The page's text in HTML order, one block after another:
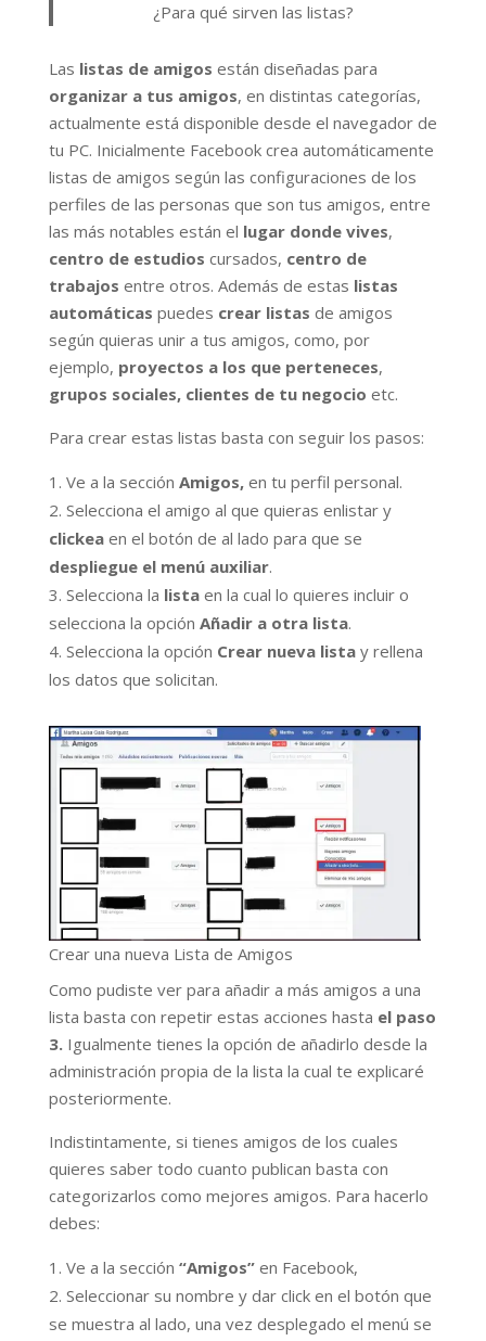
¿Para qué sirven las listas?
Las listas de amigos están diseñadas para
organizar a tus amigos, en distintas categorías,
actualmente está disponible desde el navegador de
tu PC. Inicialmente Facebook crea automáticamente
listas de amigos según las configuraciones de los
perfiles de las personas que son tus amigos, entre
las más notables están el lugar donde vives,
centro de estudios cursados, centro de
trabajos entre otros. Además de estas listas
automáticas puedes crear listas de amigos
según quieras unir a tus amigos, como, por
ejemplo, proyectos a los que perteneces,
grupos sociales, clientes de tu negocio etc.
Para crear estas listas basta con seguir los pasos:
Ve a la sección Amigos,en tu perfil personal.
Selecciona el amigo al que quieras enlistar y
clickeaen el botón de al lado para que se
despliegue el menú auxiliar.
Selecciona la listaen la cual lo quieres incluir o
selecciona la opción Añadir a otra lista.
Selecciona la opción Crear nueva listay rellena
los datos que solicitan.
Crear una nueva Lista de Amigos
Como pudiste ver para añadir a más amigos a una
lista basta con repetir estas acciones hasta el paso
3. Igualmente tienes la opción de añadirlo desde la
administración propia de la lista la cual te explicaré
posteriormente.
Indistintamente, si tienes amigos de los cuales
quieres saber todo cuanto publican basta con
categorizarlos como mejores amigos. Para hacerlo
debes:
Ve a la sección “Amigos”en Facebook,
Seleccionar su nombre y dar click en el botón que
se muestra al lado, una vez desplegado el menú se